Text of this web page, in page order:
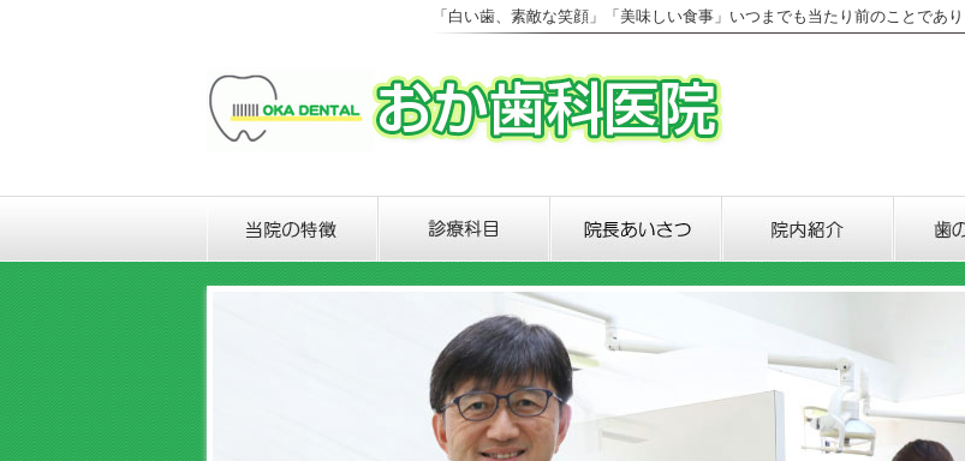
「白い歯、素敵な笑顔」「美味しい食事」いつまでも当たり前のことであ